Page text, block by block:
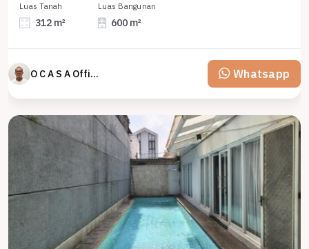
Luas Tanah
312 m²
Luas Bangunan
600 m²
O C A S A Official property perfected Whatsapp